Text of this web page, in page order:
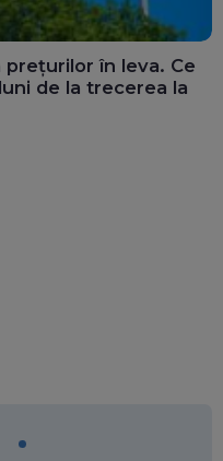
în leva. Ce
de la trecerea la